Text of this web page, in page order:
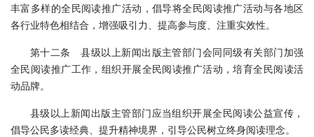
丰富多样的全民阅读推广活动，倡导将全民阅读推广活动与各地区
各行业特色相结合，增强吸引力、提高参与度、注重实效性。
第十二条 县级以上新闻出版主管部门会同同级有关部门加强
全民阅读推广工作，组织开展全民阅读推广活动，培育全民阅读活
动品牌。
县级以上新闻出版主管部门应当组织开展全民阅读公益宣传，
倡导公民多读经典、提升精神境界，引导公民树立终身阅读理念。